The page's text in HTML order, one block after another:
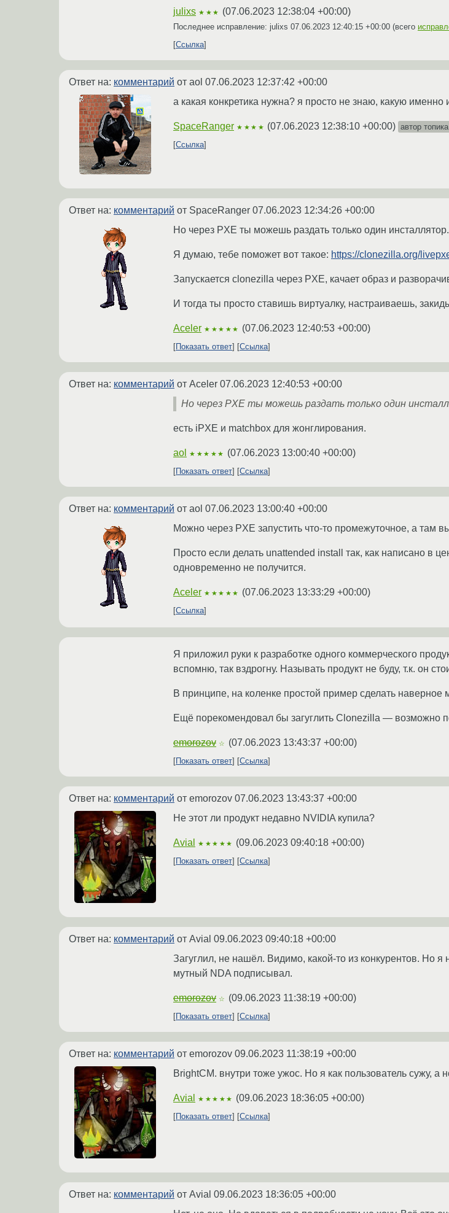
julixs ★★★ (07.06.2023 12:38:04 +00:00)
Последнее исправление: julixs 07.06.2023 12:40:15 +00:00 (всего
Ссылка
Ответ на: комментарий от aol 07.06.2023 12:37:42 +00:00
а какая конкретика нужна? я просто не знаю, какую именно
SpaceRanger ★★★★ (07.06.2023 12:38:10 +00:00) автор топика
Ссылка
Ответ на: комментарий от SpaceRanger 07.06.2023 12:34:26 +00:00
Но через PXE ты можешь раздать только один
Я думаю, тебе поможет вот такое: https://clonezilla.org/
Запускается clonezilla через PXE, качает образ и
И тогда ты просто ставишь виртуалку, настраиваешь,
Aceler ★★★★★ (07.06.2023 12:40:53 +00:00)
Показать ответ Ссылка
Ответ на: комментарий от Aceler 07.06.2023 12:40:53 +00:00
Но через PXE ты можешь раздать только один
есть iPXE и matchbox для жонглирования.
aol ★★★★★ (07.06.2023 13:00:40 +00:00)
Показать ответ Ссылка
Ответ на: комментарий от aol 07.06.2023 13:00:40 +00:00
Можно через PXE запустить что-то промежуточное, а там
Просто если делать unattended install так, как написано в
одновременно не получится.
Aceler ★★★★★ (07.06.2023 13:33:29 +00:00)
Ссылка
Я приложил руки к разработке одного коммерческого
вспомню, так вздрогну. Называть продукт не буду, т.к. он
В принципе, на коленке простой пример сделать
Ещё порекомендовал бы загуглить Clonezilla — возможно
emorozov ☆ (07.06.2023 13:43:37 +00:00)
Показать ответ Ссылка
Ответ на: комментарий от emorozov 07.06.2023 13:43:37 +00:00
Не этот ли продукт недавно NVIDIA купила?
Avial ★★★★★ (09.06.2023 09:40:18 +00:00)
Показать ответ Ссылка
Ответ на: комментарий от Avial 09.06.2023 09:40:18 +00:00
Загуглил, не нашёл. Видимо, какой-то из конкурентов. Но я
мутный NDA подписывал.
emorozov ☆ (09.06.2023 11:38:19 +00:00)
Показать ответ Ссылка
Ответ на: комментарий от emorozov 09.06.2023 11:38:19 +00:00
BrightCM. внутри тоже ужос. Но я как пользователь сужу, а
Avial ★★★★★ (09.06.2023 18:36:05 +00:00)
Показать ответ Ссылка
Ответ на: комментарий от Avial 09.06.2023 18:36:05 +00:00